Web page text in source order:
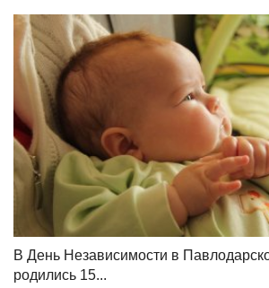
В День Независимости в
родились 15...